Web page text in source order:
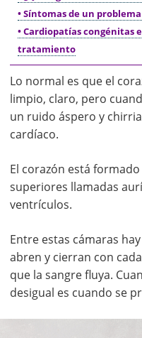
• Síntomas de un
• Cardiopatías congénitas
tratamiento
Lo normal es que el
limpio, claro, pero
un ruido áspero y
cardíaco.
El corazón está
superiores llamadas
ventrículos.
Entre estas cámaras
abren y cierran con
que la sangre fluya.
desigual es cuando se